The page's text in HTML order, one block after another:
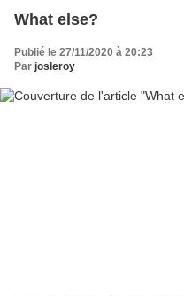
What else?
Publié le 27/11/2020 à 20:23
Par josleroy